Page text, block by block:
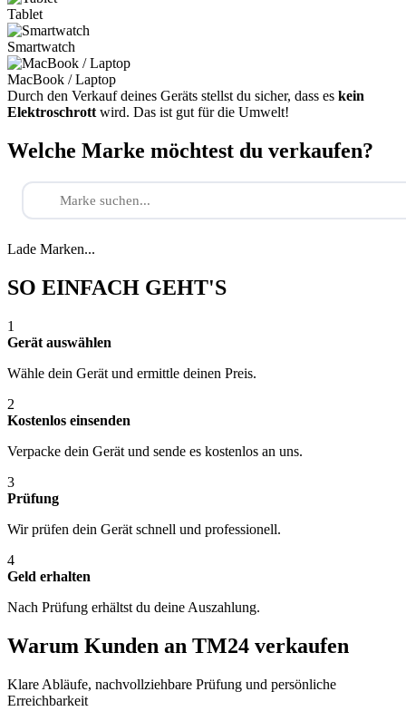
Tablet
Smartwatch
MacBook / Laptop
Durch den Verkauf deines Geräts stellst du sicher, dass es kein
Elektroschrott wird. Das ist gut für die Umwelt!
Welche Marke möchtest du verkaufen?
Lade Marken...
SO EINFACH GEHT'S
1
Gerät auswählen
Wähle dein Gerät und ermittle deinen Preis.
2
Kostenlos einsenden
Verpacke dein Gerät und sende es kostenlos an uns.
3
Prüfung
Wir prüfen dein Gerät schnell und professionell.
4
Geld erhalten
Nach Prüfung erhältst du deine Auszahlung.
Warum Kunden an TM24 verkaufen
Klare Abläufe, nachvollziehbare Prüfung und persönliche
Erreichbarkeit